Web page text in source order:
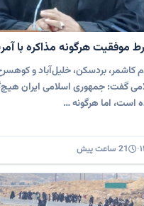
موفقیت هرگونه مذاکره با
کاشمر، بردسکن، خلیل‌آباد و
گفت: جمهوری اسلامی ایران
است، اما هرگونه …
· 21 ساعت پیش